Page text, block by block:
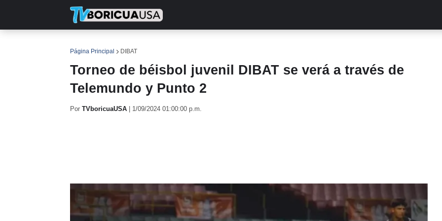
Página Principal DIBAT
Torneo de béisbol juvenil DIBAT se verá a través de
Telemundo y Punto 2
Por TVboricuaUSA 1/09/2024 01:00:00 p.m.